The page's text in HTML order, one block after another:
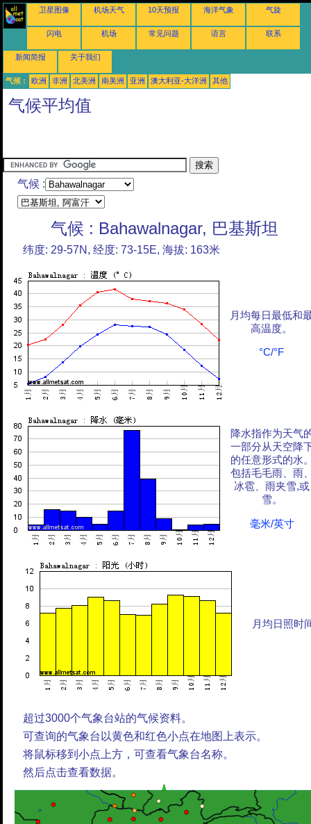
卫星图像 机场天气 10天预报 海洋气象 气旋
闪电 机场 常见问题 语言 联系
新闻简报 关于我们
气候 : 欧洲 非洲 北美洲 南美洲 亚洲 澳大利亚-大洋洲 其他
气候平均值
气候 :
气候 : Bahawalnagar, 巴基斯坦
纬度: 29-57N, 经度: 73-15E, 海拔: 163米
月均每日最低和
高温度。
°C/°F
降水指作为天气
一部分从天空降
的任意形式的水
包括毛毛雨、雨
冰雹、雨夹雪,或
雪。
毫米/英寸
月均日照时
超过3000个气象台站的气候资料。
可查询的气象台以黄色和红色小点在地图上表示。
将鼠标移到小点上方，可查看气象台名称。
然后点击查看数据。